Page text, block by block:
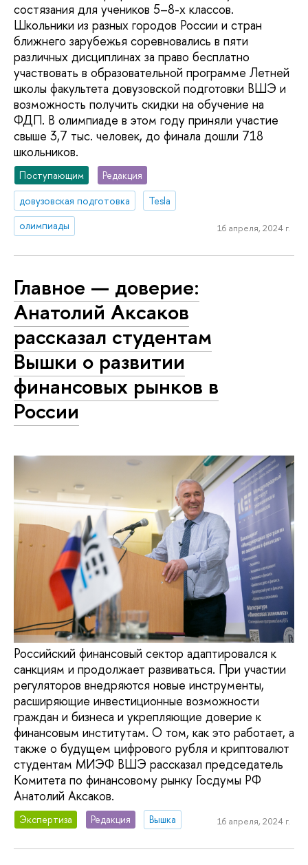
состязания для учеников 5–8-х классов.
Школьники из разных городов России и стран
ближнего зарубежья соревновались в пяти
различных дисциплинах за право бесплатно
участвовать в образовательной программе Летней
школы факультета довузовской подготовки ВШЭ и
возможность получить скидки на обучение на
ФДП. В олимпиаде в этом году приняли участие
свыше 3,7 тыс. человек, до финала дошли 718
школьников.
Поступающим
Редакция
довузовская подготовка
Tesla
олимпиады
16 апреля, 2024 г.
Главное — доверие:
Анатолий Аксаков
рассказал студентам
Вышки о развитии
финансовых рынков в
России
Российский финансовый сектор адаптировался к
санкциям и продолжает развиваться. При участии
регуляторов внедряются новые инструменты,
расширяющие инвестиционные возможности
граждан и бизнеса и укрепляющие доверие к
финансовым институтам. О том, как это работает, а
также о будущем цифрового рубля и криптовалют
студентам МИЭФ ВШЭ рассказал председатель
Комитета по финансовому рынку Госдумы РФ
Анатолий Аксаков.
Экспертиза Редакция Вышка 16 апреля, 2024 г.